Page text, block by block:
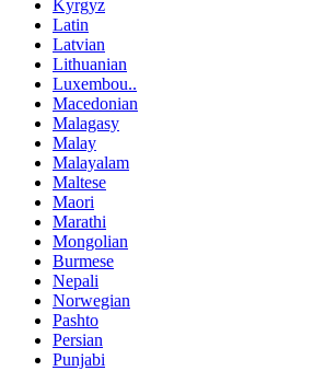
Kyrgyz
Latin
Latvian
Lithuanian
Luxembou..
Macedonian
Malagasy
Malay
Malayalam
Maltese
Maori
Marathi
Mongolian
Burmese
Nepali
Norwegian
Pashto
Persian
Punjabi